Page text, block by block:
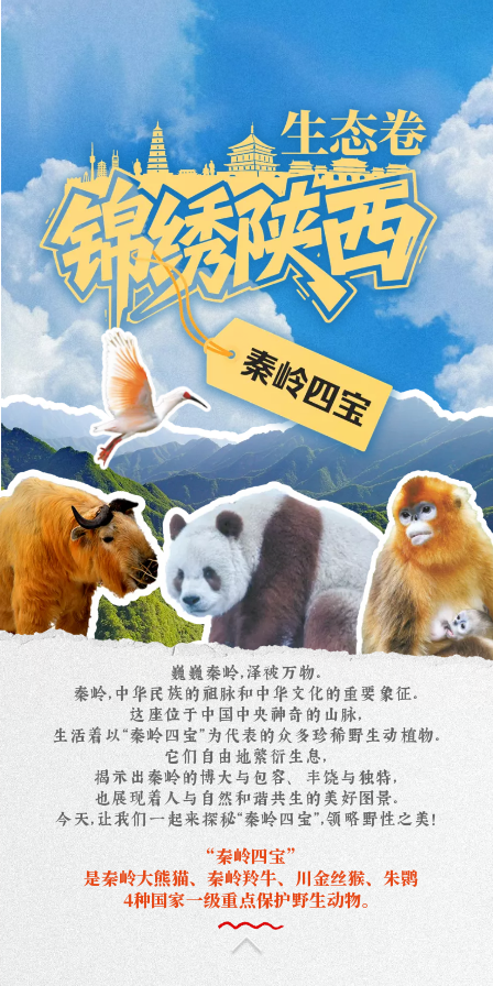
巍巍秦岭，泽被万物。
秦岭，中华民族的祖脉和中华文化的重要象征。
这座位于中国中央神奇的山脉，
生活着以“秦岭四宝”为代表的众多珍稀野生动植物。
它们自由地繁衍生息，
揭示出秦岭的博大与包容、丰饶与独特，
也展现着人与自然和谐共生的美好图景。
今天，让我们一起来探秘“秦岭四宝”，领略野性之美！
“秦岭四宝”
是秦岭大熊猫、秦岭羚牛、川金丝猴、朱鹮
4种国家一级重点保护野生动物。